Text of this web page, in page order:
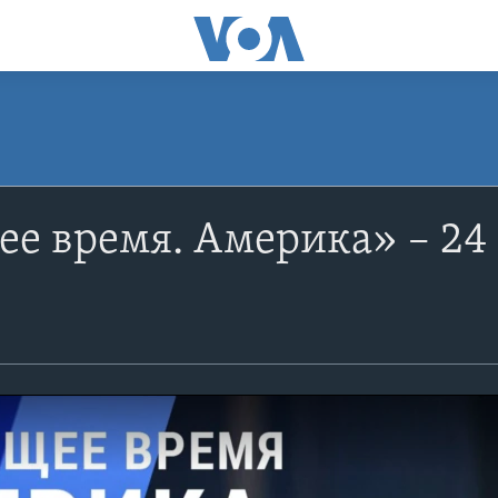
время. Америка» – 24